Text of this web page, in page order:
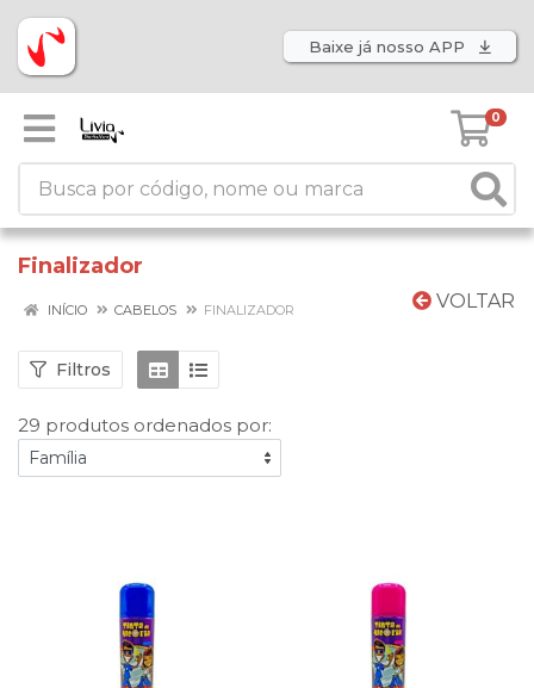
Baixe já nosso APP
0
Finalizador
VOLTAR
INÍCIO CABELOS FINALIZADOR
Filtros
29 produtos ordenados por: